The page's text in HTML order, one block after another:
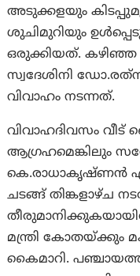
അടുക്കളയും
ശുചിമുറിയും
ഒരുക്കിയത്.
സ്വദേശിനി
വിവാഹം നടന്നത്.
വിവാഹദിവസം
ആഗ്രഹമെങ്കിലും
കെ.രാധാകൃഷ്ണൻ
ചടങ്ങ് തിങ്കളാഴ്ച
മന്ത്രി കോതയ്ക്കും
കൈമാറി.